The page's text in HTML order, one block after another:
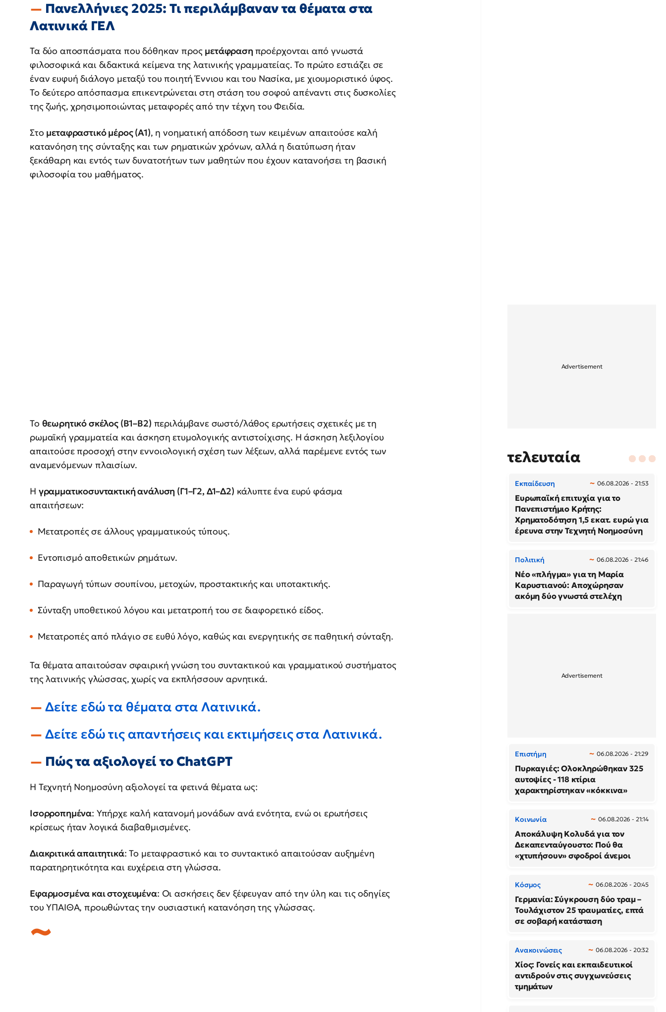
Πανελλήνιες 2025: Τι περιλάμβαναν τα θέματα στα
Λατινικά ΓΕΛ
Τα δύο αποσπάσματα που δόθηκαν προς μετάφραση προέρχονται από γνωστά
φιλοσοφικά και διδακτικά κείμενα της λατινικής γραμματείας. Το πρώτο εστιάζει σε
έναν ευφυή διάλογο μεταξύ του ποιητή Έννιου και του Νασίκα, με χιουμοριστικό ύφος.
Το δεύτερο απόσπασμα επικεντρώνεται στη στάση του σοφού απέναντι στις δυσκολίες
της ζωής, χρησιμοποιώντας μεταφορές από την τέχνη του Φειδία.
Στο μεταφραστικό μέρος (Α1), η νοηματική απόδοση των κειμένων απαιτούσε καλή
κατανόηση της σύνταξης και των ρηματικών χρόνων, αλλά η διατύπωση ήταν
ξεκάθαρη και εντός των δυνατοτήτων των μαθητών που έχουν κατανοήσει τη βασική
φιλοσοφία του μαθήματος.
Το θεωρητικό σκέλος (Β1–Β2) περιλάμβανε σωστό/λάθος ερωτήσεις σχετικές με τη
ρωμαϊκή γραμματεία και άσκηση ετυμολογικής αντιστοίχισης. Η άσκηση λεξιλογίου
απαιτούσε προσοχή στην εννοιολογική σχέση των λέξεων, αλλά παρέμενε εντός των
αναμενόμενων πλαισίων.
Η γραμματικοσυντακτική ανάλυση (Γ1–Γ2, Δ1–Δ2) κάλυπτε ένα ευρύ φάσμα
απαιτήσεων:
Μετατροπές σε άλλους γραμματικούς τύπους.
Εντοπισμό αποθετικών ρημάτων.
Παραγωγή τύπων σουπίνου, μετοχών, προστακτικής και υποτακτικής.
Σύνταξη υποθετικού λόγου και μετατροπή του σε διαφορετικό είδος.
Μετατροπές από πλάγιο σε ευθύ λόγο, καθώς και ενεργητικής σε παθητική σύνταξη.
Τα θέματα απαιτούσαν σφαιρική γνώση του συντακτικού και γραμματικού συστήματος
της λατινικής γλώσσας, χωρίς να εκπλήσσουν αρνητικά.
Δείτε εδώ τα θέματα στα Λατινικά.
Δείτε εδώ τις απαντήσεις και εκτιμήσεις στα Λατινικά.
Πώς τα αξιολογεί το ChatGPT
Η Τεχνητή Νοημοσύνη αξιολογεί τα φετινά θέματα ως:
Ισορροπημένα: Υπήρχε καλή κατανομή μονάδων ανά ενότητα, ενώ οι ερωτήσεις
κρίσεως ήταν λογικά διαβαθμισμένες.
Διακριτικά απαιτητικά: Το μεταφραστικό και το συντακτικό απαιτούσαν αυξημένη
παρατηρητικότητα και ευχέρεια στη γλώσσα.
Εφαρμοσμένα και στοχευμένα: Οι ασκήσεις δεν ξέφευγαν από την ύλη και τις οδηγίες
του ΥΠΑΙΘΑ, προωθώντας την ουσιαστική κατανόηση της γλώσσας.
τελευταία
Εκπαίδευση 06.08.2026 - 21:53
Ευρωπαϊκή επιτυχία για το
Πανεπιστήμιο Κρήτης:
Χρηματοδότηση 1,5 εκατ. ευρώ για
έρευνα στην Τεχνητή Νοημοσύνη
Πολιτική 06.08.2026 - 21:46
Νέο «πλήγμα» για τη Μαρία
Καρυστιανού: Αποχώρησαν
ακόμη δύο γνωστά στελέχη
Επιστήμη 06.08.2026 - 21:29
Πυρκαγιές: Ολοκληρώθηκαν 325
αυτοψίες - 118 κτίρια
χαρακτηρίστηκαν «κόκκινα»
Κοινωνία 06.08.2026 - 21:14
Αποκάλυψη Κολυδά για τον
Δεκαπενταύγουστο: Πού θα
«χτυπήσουν» σφοδροί άνεμοι
Κόσμος 06.08.2026 - 20:45
Γερμανία: Σύγκρουση δύο τραμ –
Τουλάχιστον 25 τραυματίες, επτά
σε σοβαρή κατάσταση
Ανακοινώσεις 06.08.2026 - 20:32
Χίος: Γονείς και εκπαιδευτικοί
αντιδρούν στις συγχωνεύσεις
τμημάτων